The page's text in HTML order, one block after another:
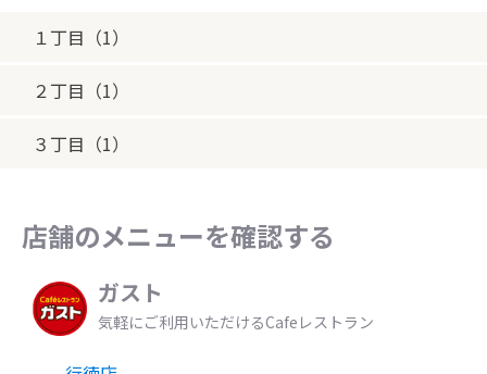
１丁目（1）
２丁目（1）
３丁目（1）
店舗のメニューを確認する
ガスト
気軽にご利用いただけるCafeレストラン